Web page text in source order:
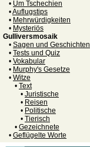
• Um Tschechien
•Auflugstips
• Mehrwürdigkeiten
• Mysteriös
Gulliversmosaik
• Sagen und Geschichten
• Tests und Quiz
• Vokabular
• Murphy's Gesetze
• Witze
• Text
• Juristische
• Reisen
• Politische
• Tierisch
• Gezeichnete
• Geflügelte Worte